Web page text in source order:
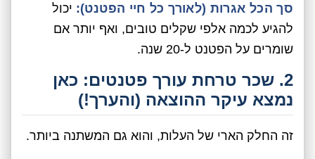
סך הכל אגרות (לאורך כל חיי הפטנט): יכול
להגיע לכמה אלפי שקלים טובים, ואף יותר אם
שומרים על הפטנט ל-20 שנה.
2. שכר טרחת עורך פטנטים: כאן
נמצא עיקר ההוצאה (והערך!)
זה החלק הארי של העלות, והוא גם המשתנה ביותר.